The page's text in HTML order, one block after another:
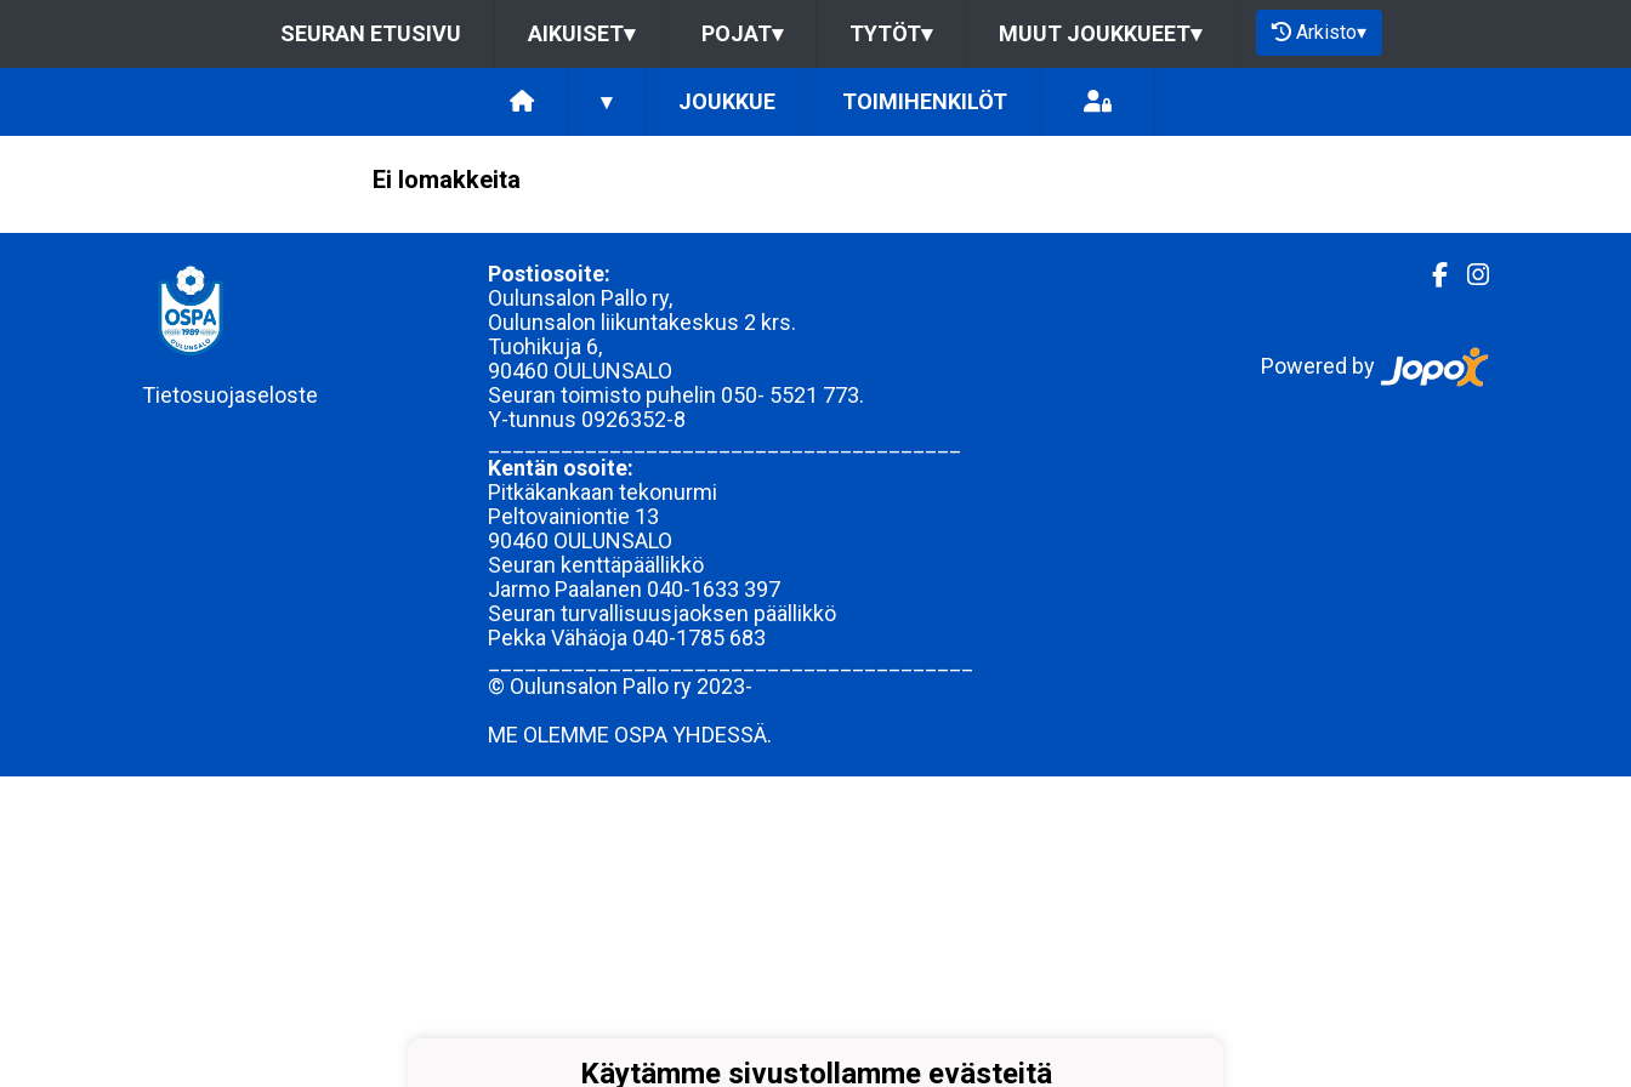
SEURAN ETUSIVU AIKUISET▾ POJAT▾ TYTÖT▾ MUUT JOUKKUEET▾ Arkisto▾
▾ JOUKKUE TOIMIHENKILÖT
Ei lomakkeita
Tietosuojaseloste
Postiosoite:
Oulunsalon Pallo ry,
Oulunsalon liikuntakeskus 2 krs.
Tuohikuja 6,
90460 OULUNSALO
Seuran toimisto puhelin 050- 5521 773.
Y-tunnus 0926352-8
Kentän osoite:
Pitkäkankaan tekonurmi
Peltovainiontie 13
90460 OULUNSALO
Seuran kenttäpäällikkö
Jarmo Paalanen 040-1633 397
Seuran turvallisuusjaoksen päällikkö
Pekka Vähäoja 040-1785 683
© Oulunsalon Pallo ry 2023-
ME OLEMME OSPA YHDESSÄ.
Powered by
Käytämme sivustollamme evästeitä